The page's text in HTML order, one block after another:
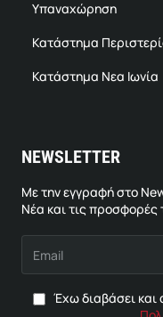
Υπαναχώρηση
Κατάστημα
Κατάστημα Νεα Ιωνία
NEWSLETTER
Με την εγγραφή στο
Νέα και τις προσφορές
Έχω διαβάσει και